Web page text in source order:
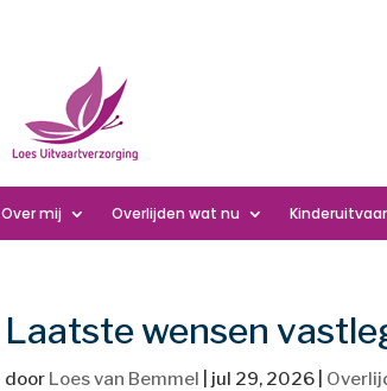
Over mij Overlijden wat nu
Laatste wensen
door Loes van Bemmel jul 29, 2026